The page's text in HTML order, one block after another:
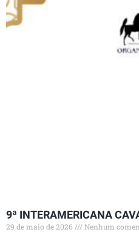
9ª INTERAMERICANA
29 de maio de 2026
Nenhum